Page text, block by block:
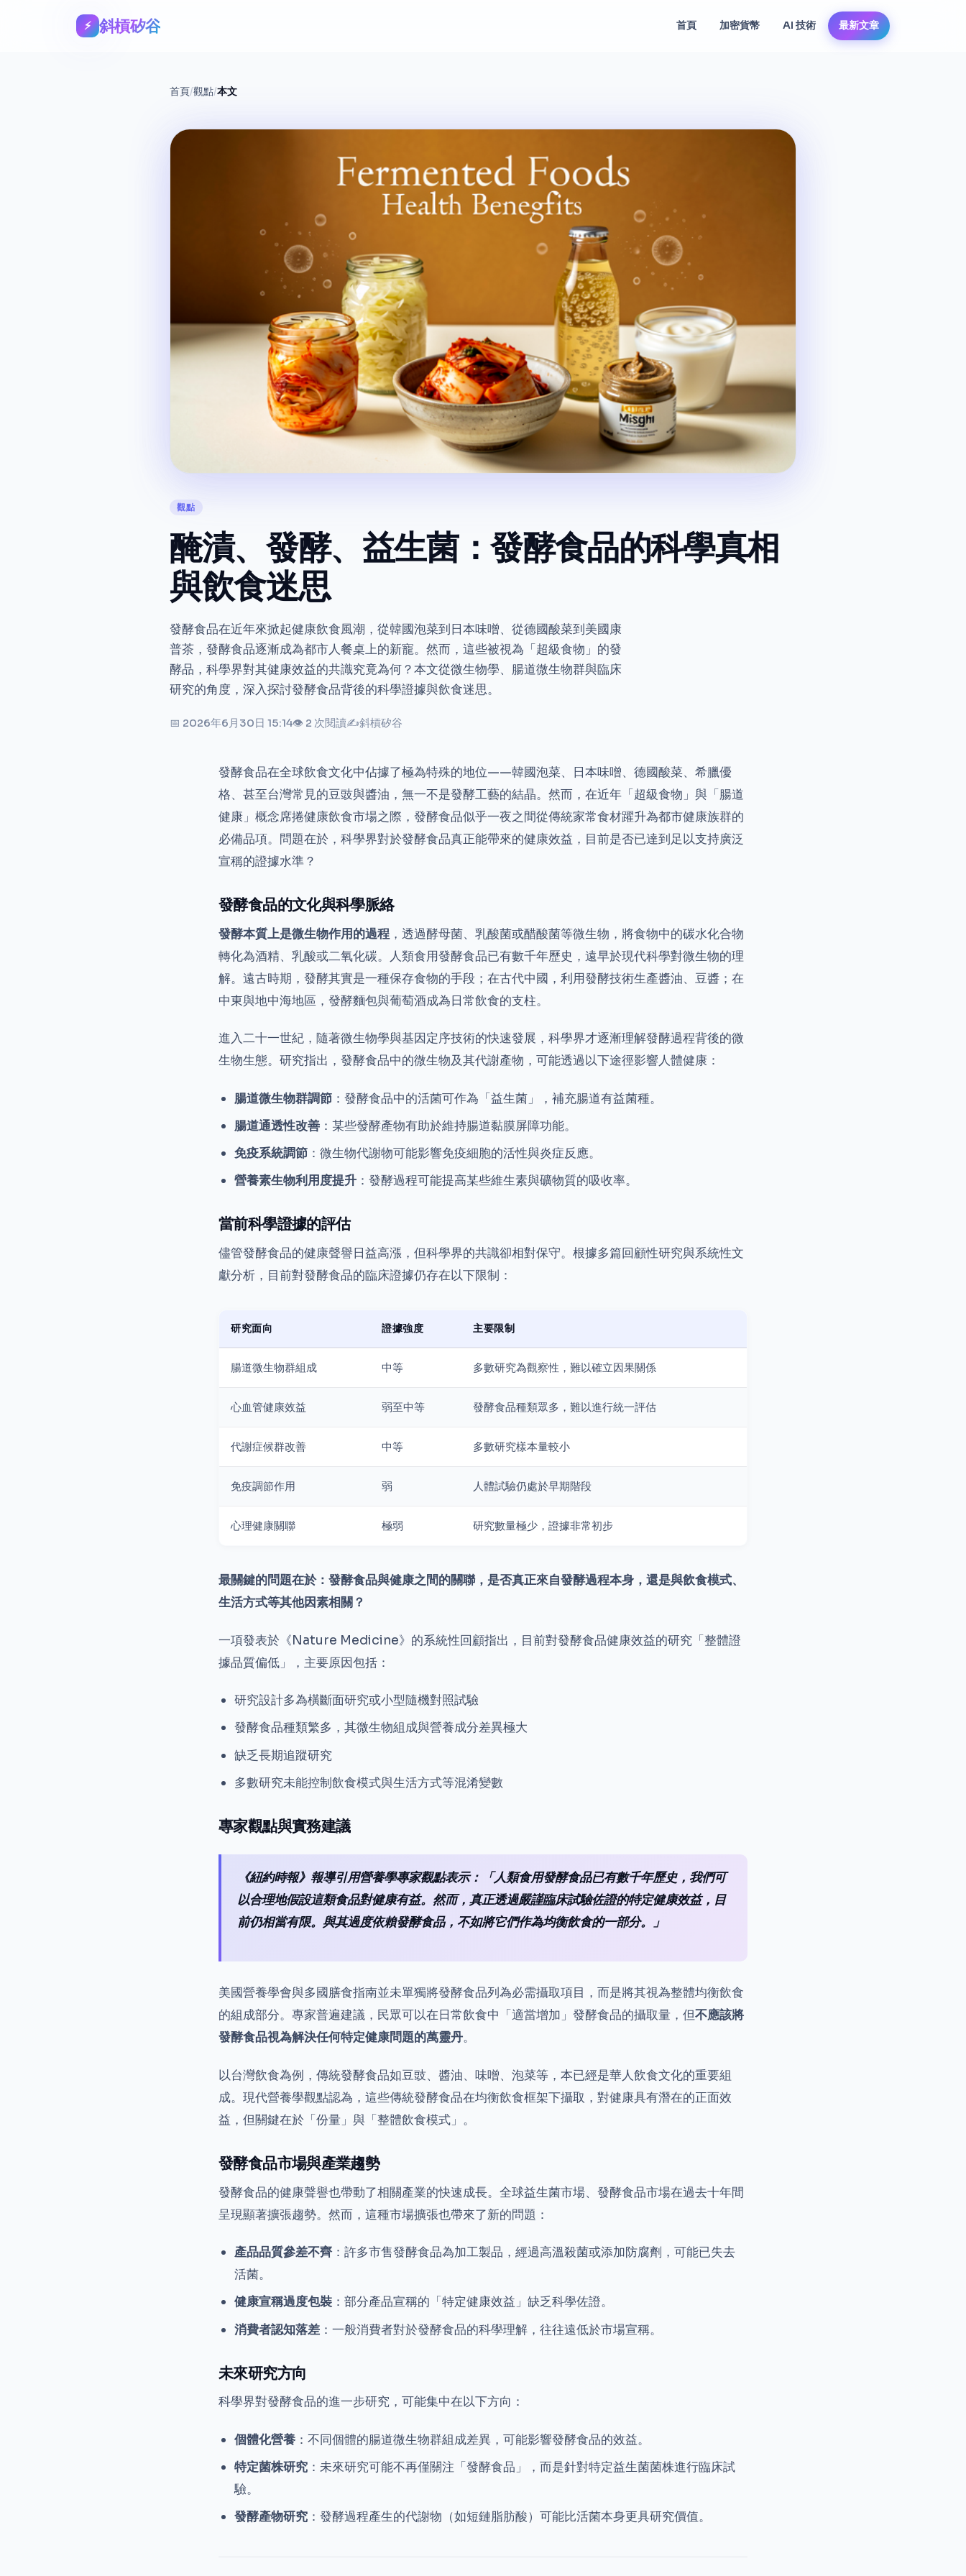
⚡ 斜槓矽谷 首頁 加密貨幣 AI 技術 最新文章
首頁/觀點/本文
觀點
醃漬、發酵、益生菌：發酵食品的科學真相
與飲食迷思
發酵食品在近年來掀起健康飲食風潮，從韓國泡菜到日本味噌、從德國酸菜到美國康
普茶，發酵食品逐漸成為都市人餐桌上的新寵。然而，這些被視為「超級食物」的發
酵品，科學界對其健康效益的共識究竟為何？本文從微生物學、腸道微生物群與臨床
研究的角度，深入探討發酵食品背後的科學證據與飲食迷思。
📅 2026年6月30日 15:14👁 2 次閱讀✍斜槓矽谷
發酵食品在全球飲食文化中佔據了極為特殊的地位——韓國泡菜、日本味噌、德國酸菜、希臘優
格、甚至台灣常見的豆豉與醬油，無一不是發酵工藝的結晶。然而，在近年「超級食物」與「腸道
健康」概念席捲健康飲食市場之際，發酵食品似乎一夜之間從傳統家常食材躍升為都市健康族群的
必備品項。問題在於，科學界對於發酵食品真正能帶來的健康效益，目前是否已達到足以支持廣泛
宣稱的證據水準？
發酵食品的文化與科學脈絡
發酵本質上是微生物作用的過程 ，透過酵母菌、乳酸菌或醋酸菌等微生物，將食物中的碳水化合物
轉化為酒精、乳酸或二氧化碳。人類食用發酵食品已有數千年歷史，遠早於現代科學對微生物的理
解。遠古時期，發酵其實是一種保存食物的手段；在古代中國，利用發酵技術生產醬油、豆醬；在
中東與地中海地區，發酵麵包與葡萄酒成為日常飲食的支柱。
進入二十一世紀，隨著微生物學與基因定序技術的快速發展，科學界才逐漸理解發酵過程背後的微
生物生態。研究指出，發酵食品中的微生物及其代謝產物，可能透過以下途徑影響人體健康：
腸道微生物群調節 ：發酵食品中的活菌可作為「益生菌」，補充腸道有益菌種。
腸道通透性改善 ：某些發酵產物有助於維持腸道黏膜屏障功能。
免疫系統調節 ：微生物代謝物可能影響免疫細胞的活性與炎症反應。
營養素生物利用度提升 ：發酵過程可能提高某些維生素與礦物質的吸收率。
當前科學證據的評估
儘管發酵食品的健康聲譽日益高漲，但科學界的共識卻相對保守。根據多篇回顧性研究與系統性文
獻分析，目前對發酵食品的臨床證據仍存在以下限制：
研究面向 證據強度 主要限制
腸道微生物群組成 中等 多數研究為觀察性，難以確立因果關係
心血管健康效益 弱至中等 發酵食品種類眾多，難以進行統一評估
代謝症候群改善 中等 多數研究樣本量較小
免疫調節作用 弱 人體試驗仍處於早期階段
心理健康關聯 極弱 研究數量極少，證據非常初步
最關鍵的問題在於：發酵食品與健康之間的關聯，是否真正來自發酵過程本身，還是與飲食模式、
生活方式等其他因素相關？
一項發表於《Nature Medicine》的系統性回顧指出，目前對發酵食品健康效益的研究「整體證
據品質偏低」，主要原因包括：
研究設計多為橫斷面研究或小型隨機對照試驗
發酵食品種類繁多，其微生物組成與營養成分差異極大
缺乏長期追蹤研究
多數研究未能控制飲食模式與生活方式等混淆變數
專家觀點與實務建議
《紐約時報》報導引用營養學專家觀點表示：「人類食用發酵食品已有數千年歷史，我們可
以合理地假設這類食品對健康有益。然而，真正透過嚴謹臨床試驗佐證的特定健康效益，目
前仍相當有限。與其過度依賴發酵食品，不如將它們作為均衡飲食的一部分。」
美國營養學會與多國膳食指南並未單獨將發酵食品列為必需攝取項目，而是將其視為整體均衡飲食
的組成部分。專家普遍建議，民眾可以在日常飲食中「適當增加」發酵食品的攝取量，但不應該將
發酵食品視為解決任何特定健康問題的萬靈丹。
以台灣飲食為例，傳統發酵食品如豆豉、醬油、味噌、泡菜等，本已經是華人飲食文化的重要組
成。現代營養學觀點認為，這些傳統發酵食品在均衡飲食框架下攝取，對健康具有潛在的正面效
益，但關鍵在於「份量」與「整體飲食模式」。
發酵食品市場與產業趨勢
發酵食品的健康聲譽也帶動了相關產業的快速成長。全球益生菌市場、發酵食品市場在過去十年間
呈現顯著擴張趨勢。然而，這種市場擴張也帶來了新的問題：
產品品質參差不齊 ：許多市售發酵食品為加工製品，經過高溫殺菌或添加防腐劑，可能已失去
活菌。
健康宣稱過度包裝 ：部分產品宣稱的「特定健康效益」缺乏科學佐證。
消費者認知落差 ：一般消費者對於發酵食品的科學理解，往往遠低於市場宣稱。
未來研究方向
科學界對發酵食品的進一步研究，可能集中在以下方向：
個體化營養 ：不同個體的腸道微生物群組成差異，可能影響發酵食品的效益。
特定菌株研究 ：未來研究可能不再僅關注「發酵食品」，而是針對特定益生菌菌株進行臨床試
驗。
發酵產物研究 ：發酵過程產生的代謝物（如短鏈脂肪酸）可能比活菌本身更具研究價值。